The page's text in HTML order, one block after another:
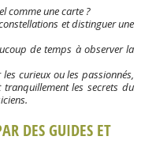
comme une carte ?
et distinguer une
de temps à observer la
curieux ou les passionnés,
les secrets du
DES GUIDES ET